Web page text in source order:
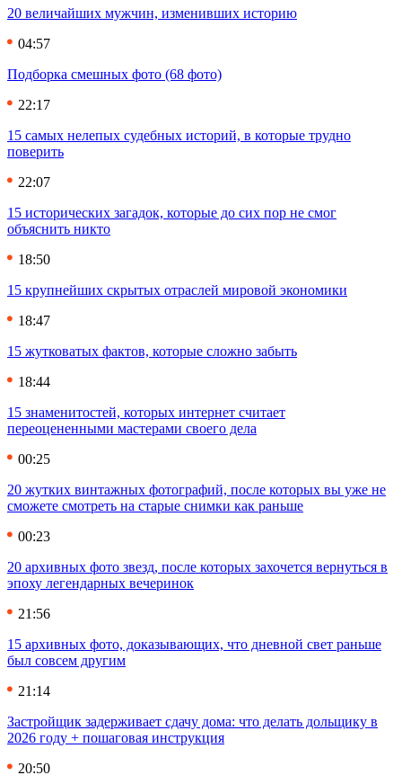
20 величайших мужчин, изменивших историю
04:57
Подборка смешных фото (68 фото)
22:17
15 самых нелепых судебных историй, в которые трудно
поверить
22:07
15 исторических загадок, которые до сих пор не смог
объяснить никто
18:50
15 крупнейших скрытых отраслей мировой экономики
18:47
15 жутковатых фактов, которые сложно забыть
18:44
15 знаменитостей, которых интернет считает
переоцененными мастерами своего дела
00:25
20 жутких винтажных фотографий, после которых вы уже не
сможете смотреть на старые снимки как раньше
00:23
20 архивных фото звезд, после которых захочется вернуться в
эпоху легендарных вечеринок
21:56
15 архивных фото, доказывающих, что дневной свет раньше
был совсем другим
21:14
Застройщик задерживает сдачу дома: что делать дольщику в
2026 году + пошаговая инструкция
20:50